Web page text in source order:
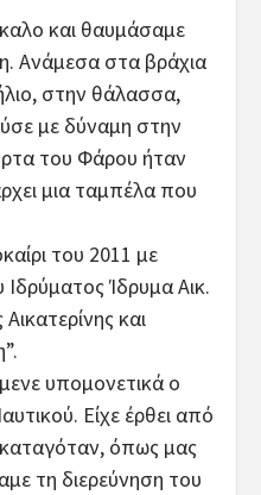
και θαυμάσαμε
Ανάμεσα στα βράχια
στην θάλασσα,
με δύναμη στην
του Φάρου ήταν
μια ταμπέλα που
του 2011 με
Ίδρυμα Αικ.
και
υπομονετικά ο
Είχε έρθει από
όπως μας
τη διερεύνηση του